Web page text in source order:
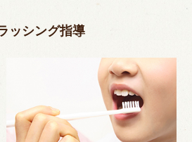
ッシング指導